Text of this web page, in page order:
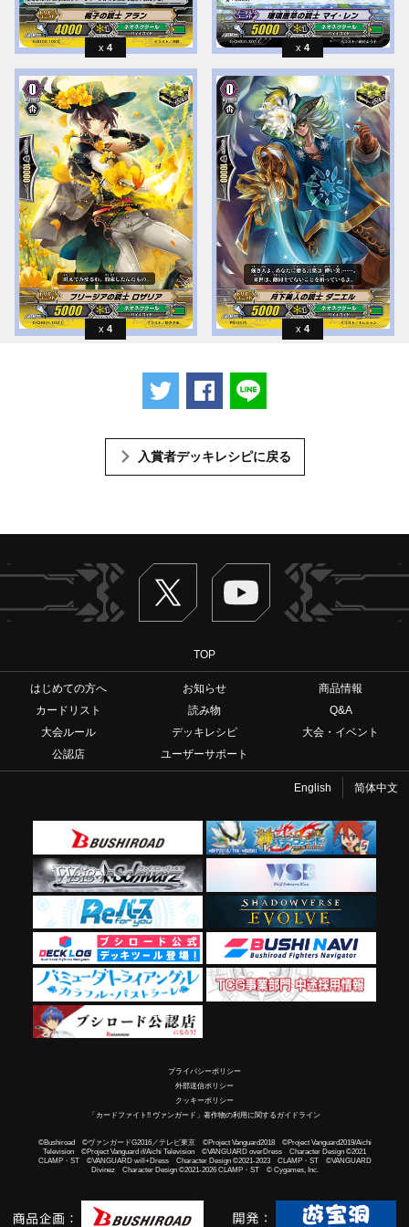
4 4
4 4
ツイートするFacebookでシェアする
入賞者デッキレシピに戻る
Twitter ヴァンガードch
TOP
はじめての方へ お知らせ
商品情報
カードリスト
読み物
Q&A
大会ルール
デッキレシピ
大会・イベント
公認店
ユーザーサポート
English 简体中文
プライバシーポリシー
外部送信ポリシー
クッキーポリシー
「カードファイト!! ヴァンガード」著作物の利用に関するガイドライン
©Bushiroad ©ヴァンガードG2016／テレビ東京 ©Project Vanguard2018 ©Project Vanguard2019/Aichi
Television ©Project Vanguard if/Aichi Television ©VANGUARD overDress Character Design ©2021
CLAMP・ST ©VANGUARD will+Dress Character Design ©2021-2023 CLAMP・ST ©VANGUARD
Divinez Character Design ©2021-2026 CLAMP・ST © Cygames, Inc.